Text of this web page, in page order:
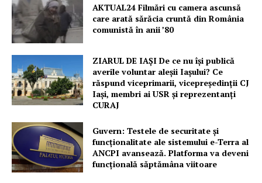
AKTUAL24 Filmări cu camera ascunsă
care arată sărăcia cruntă din România
comunistă în anii ’80
ZIARUL DE IAȘI De ce nu își publică
averile voluntar aleșii Iașului? Ce
răspund viceprimarii, vicepreședinții CJ
Iași, membri ai USR și reprezentanți
CURAJ
Guvern: Testele de securitate și
funcționalitate ale sistemului e-Terra al
ANCPI avansează. Platforma va deveni
funcțională săptămâna viitoare